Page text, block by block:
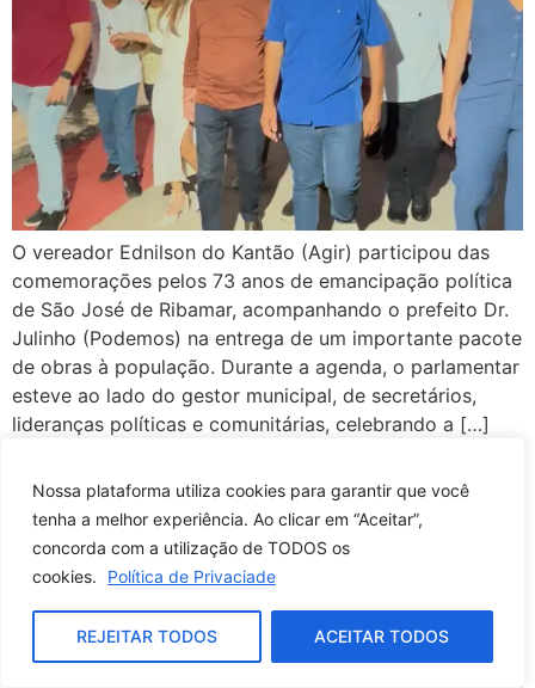
Nossa plataforma utiliza cookies para garantir que você
tenha a melhor experiência. Ao clicar em “Aceitar”,
concorda com a utilização de TODOS os
cookies.
Política de Privaciade
REJEITAR TODOS ACEITAR TODOS
O vereador Ednilson do Kantão (Agir) participou das
comemorações pelos 73 anos de emancipação política
de São José de Ribamar, acompanhando o prefeito Dr.
Julinho (Podemos) na entrega de um importante pacote
de obras à população. Durante a agenda, o parlamentar
esteve ao lado do gestor municipal, de secretários,
lideranças políticas e comunitárias, celebrando a […]
Vereador Ednilson do
Kantão propõe construção
de canal entre Estrada de
Santana e Rio São João